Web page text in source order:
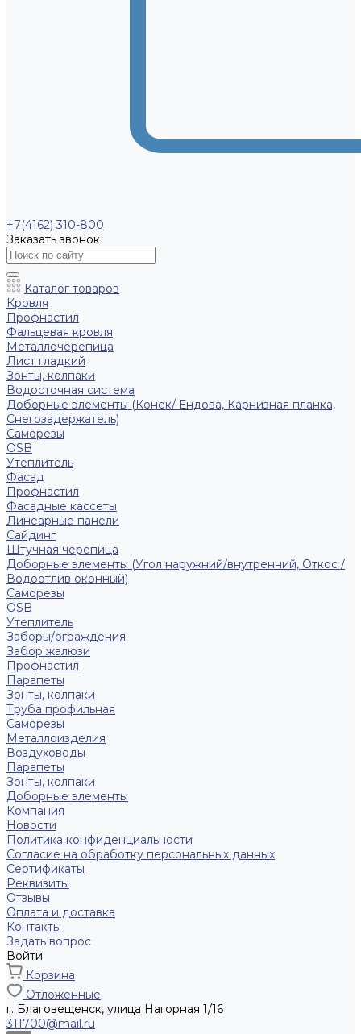
+7(4162) 310-800
Заказать звонок
Каталог товаров
Кровля
Профнастил
Фальцевая кровля
Металлочерепица
Лист гладкий
Зонты, колпаки
Водосточная система
Доборные элементы (Конек/ Ендова, Карнизная планка,
Снегозадержатель)
Саморезы
ОSB
Утеплитель
Фасад
Профнастил
Фасадные кассеты
Линеарные панели
Сайдинг
Штучная черепица
Доборные элементы (Угол наружний/внутренний, Откос /
Водоотлив оконный)
Саморезы
OSB
Утеплитель
Заборы/ограждения
Забор жалюзи
Профнастил
Парапеты
Зонты, колпаки
Труба профильная
Саморезы
Металлоизделия
Воздуховоды
Парапеты
Зонты, колпаки
Доборные элементы
Компания
Новости
Политика конфиденциальности
Согласие на обработку персональных данных
Сертификаты
Реквизиты
Отзывы
Оплата и доставка
Контакты
Задать вопрос
Войти
Корзина
Отложенные
г. Благовещенск, улица Нагорная 1/16
311700@mail.ru